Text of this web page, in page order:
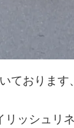
ております、
ッシュリ